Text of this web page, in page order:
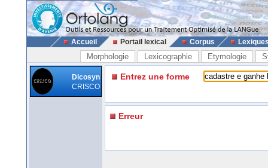
Accueil Portail lexical Corpus
Morphologie Lexicographie Etymologie
Dicosyn
CRISCO
Entrez une forme
Erreur